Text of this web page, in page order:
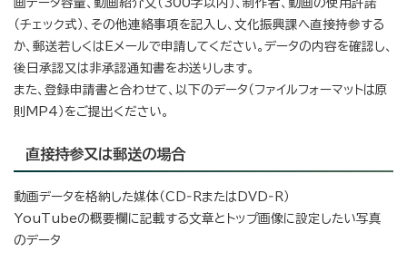
画データ容量、動画紹介文（300字以内）、制作者、動画の使用許諾
（チェック式）、その他連絡事項を記入し、文化振興課へ直接持参する
か、郵送若しくはEメールで申請してください。データの内容を確認し、
後日承認又は非承認通知書をお送りします。
また、登録申請書と合わせて、以下のデータ（ファイルフォーマットは原
則MP4）をご提出ください。
直接持参又は郵送の場合
動画データを格納した媒体（CD‐RまたはDVD‐R）
YouTubeの概要欄に記載する文章とトップ画像に設定したい写真
のデータ